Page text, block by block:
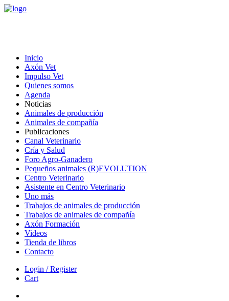
Inicio
Axón Vet
Impulso Vet
Quienes somos
Agenda
Noticias
Animales de producción
Animales de compañía
Publicaciones
Canal Veterinario
Cría y Salud
Foro Agro-Ganadero
Pequeños animales (R)EVOLUTION
Centro Veterinario
Asistente en Centro Veterinario
Uno más
Trabajos de animales de producción
Trabajos de animales de compañía
Axón Formación
Videos
Tienda de libros
Contacto
Login / Register
Cart